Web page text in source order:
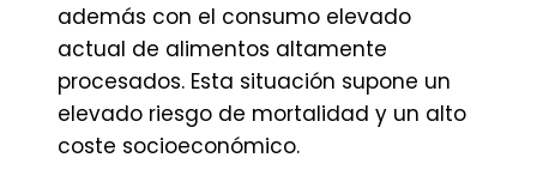
además con el consumo elevado
actual de alimentos altamente
procesados. Esta situación supone un
elevado riesgo de mortalidad y un alto
coste socioeconómico.